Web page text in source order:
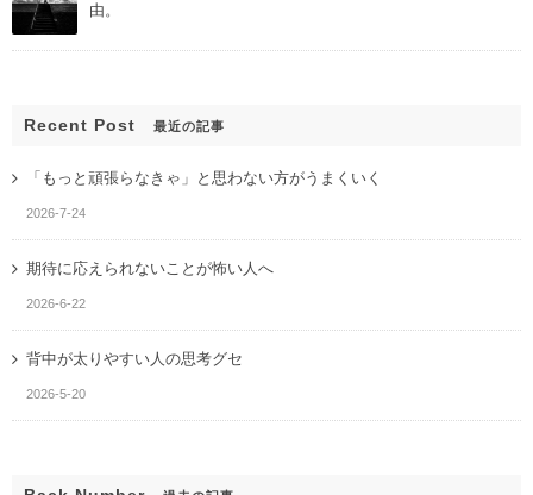
由。
Recent Post 最近の記事
「もっと頑張らなきゃ」と思わない方がうまくいく
2026-7-24
期待に応えられないことが怖い人へ
2026-6-22
背中が太りやすい人の思考グセ
2026-5-20